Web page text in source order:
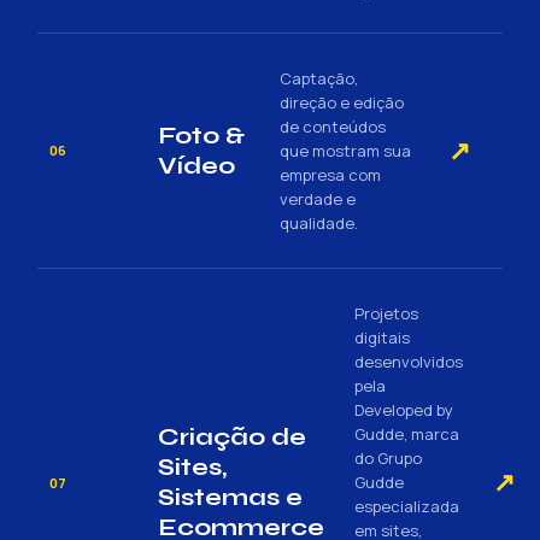
06
Foto &
Vídeo
Captação,
direção e edição
de conteúdos
que mostram sua
empresa com
verdade e
qualidade.
↗
07
Criação de
Sites,
Sistemas e
Ecommerce
Projetos
digitais
desenvolvidos
pela
Developed by
Gudde, marca
do Grupo
Gudde
especializada
em sites,
↗